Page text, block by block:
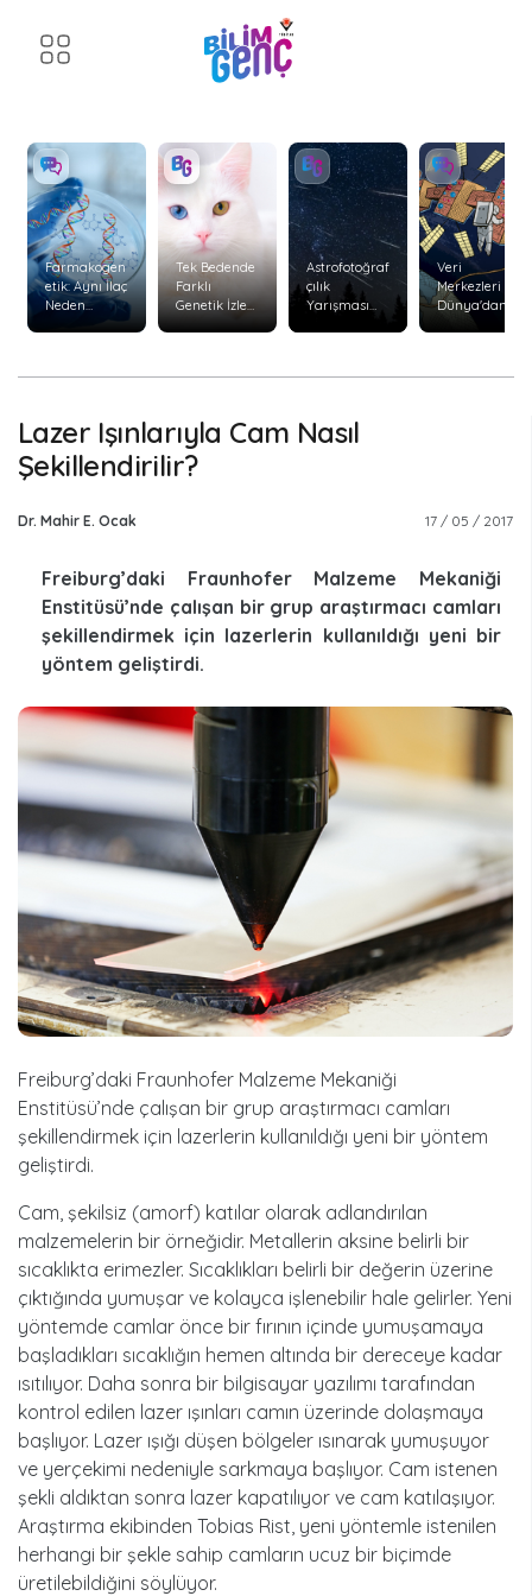
Farmakogen
etik: Aynı İlaç
Neden
?
Tek Bedende
Farklı
Genetik İzler:
Kimerizm
Astrofotoğraf
çılık
Yarışması
Veri
Merkezleri
Dünya'dan
Lazer Işınlarıyla Cam Nasıl
Şekillendirilir?
Dr. Mahir E. Ocak 17 / 05 / 2017
Freiburg’daki Fraunhofer Malzeme Mekaniği
Enstitüsü’nde çalışan bir grup araştırmacı camları
şekillendirmek için lazerlerin kullanıldığı yeni bir
yöntem geliştirdi.
Freiburg’daki Fraunhofer Malzeme Mekaniği
Enstitüsü’nde çalışan bir grup araştırmacı camları
şekillendirmek için lazerlerin kullanıldığı yeni bir yöntem
geliştirdi.
Cam, şekilsiz (amorf) katılar olarak adlandırılan
malzemelerin bir örneğidir. Metallerin aksine belirli bir
sıcaklıkta erimezler. Sıcaklıkları belirli bir değerin üzerine
çıktığında yumuşar ve kolayca işlenebilir hale gelirler. Yeni
yöntemde camlar önce bir fırının içinde yumuşamaya
başladıkları sıcaklığın hemen altında bir dereceye kadar
ısıtılıyor. Daha sonra bir bilgisayar yazılımı tarafından
kontrol edilen lazer ışınları camın üzerinde dolaşmaya
başlıyor. Lazer ışığı düşen bölgeler ısınarak yumuşuyor
ve yerçekimi nedeniyle sarkmaya başlıyor. Cam istenen
şekli aldıktan sonra lazer kapatılıyor ve cam katılaşıyor.
Araştırma ekibinden Tobias Rist, yeni yöntemle istenilen
herhangi bir şekle sahip camların ucuz bir biçimde
üretilebildiğini söylüyor.